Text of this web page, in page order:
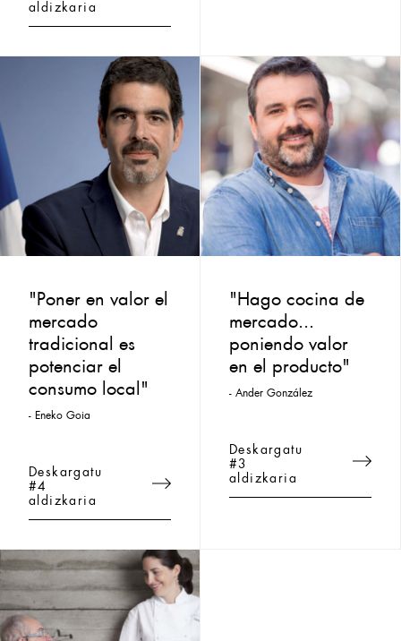
aldizkaria
"Poner en valor el
mercado
tradicional es
potenciar el
consumo local"
- Eneko Goia
Deskargatu
#4
aldizkaria
"Hago cocina de
mercado...
poniendo valor
en el producto"
- Ander González
Deskargatu
#3
aldizkaria